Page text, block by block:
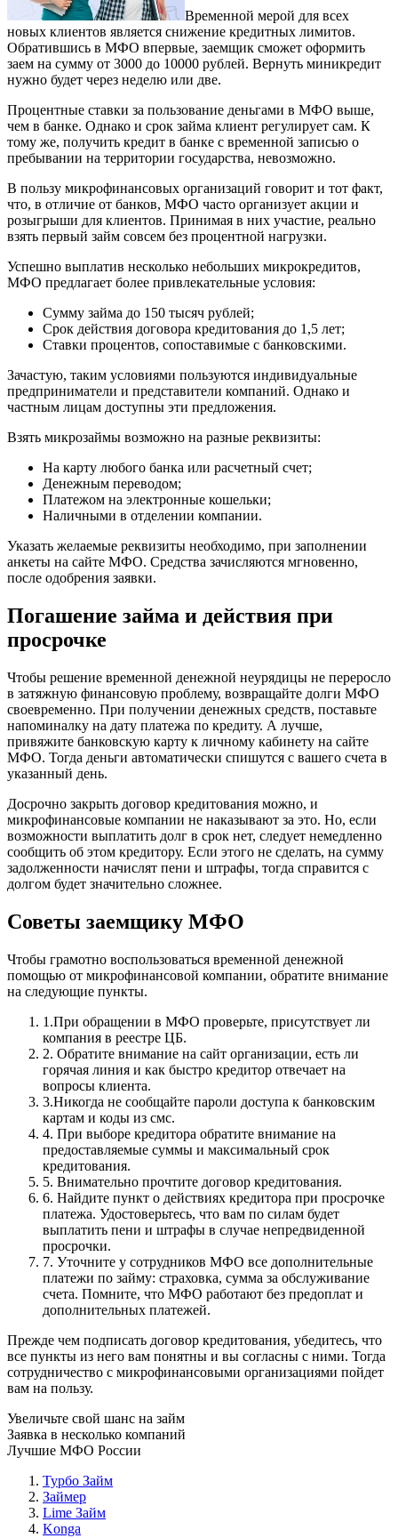
Временной мерой для всех
новых клиентов является снижение кредитных лимитов.
Обратившись в МФО впервые, заемщик сможет оформить
заем на сумму от 3000 до 10000 рублей. Вернуть миникредит
нужно будет через неделю или две.
Процентные ставки за пользование деньгами в МФО выше,
чем в банке. Однако и срок займа клиент регулирует сам. К
тому же, получить кредит в банке с временной записью о
пребывании на территории государства, невозможно.
В пользу микрофинансовых организаций говорит и тот факт,
что, в отличие от банков, МФО часто организует акции и
розыгрыши для клиентов. Принимая в них участие, реально
взять первый займ совсем без процентной нагрузки.
Успешно выплатив несколько небольших микрокредитов,
МФО предлагает более привлекательные условия:
Сумму займа до 150 тысяч рублей;
Срок действия договора кредитования до 1,5 лет;
Ставки процентов, сопоставимые с банковскими.
Зачастую, таким условиями пользуются индивидуальные
предприниматели и представители компаний. Однако и
частным лицам доступны эти предложения.
Взять микрозаймы возможно на разные реквизиты:
На карту любого банка или расчетный счет;
Денежным переводом;
Платежом на электронные кошельки;
Наличными в отделении компании.
Указать желаемые реквизиты необходимо, при заполнении
анкеты на сайте МФО. Средства зачисляются мгновенно,
после одобрения заявки.
Погашение займа и действия при
просрочке
Чтобы решение временной денежной неурядицы не переросло
в затяжную финансовую проблему, возвращайте долги МФО
своевременно. При получении денежных средств, поставьте
напоминалку на дату платежа по кредиту. А лучше,
привяжите банковскую карту к личному кабинету на сайте
МФО. Тогда деньги автоматически спишутся с вашего счета в
указанный день.
Досрочно закрыть договор кредитования можно, и
микрофинансовые компании не наказывают за это. Но, если
возможности выплатить долг в срок нет, следует немедленно
сообщить об этом кредитору. Если этого не сделать, на сумму
задолженности начислят пени и штрафы, тогда справится с
долгом будет значительно сложнее.
Советы заемщику МФО
Чтобы грамотно воспользоваться временной денежной
помощью от микрофинансовой компании, обратите внимание
на следующие пункты.
1.При обращении в МФО проверьте, присутствует ли
компания в реестре ЦБ.
2. Обратите внимание на сайт организации, есть ли
горячая линия и как быстро кредитор отвечает на
вопросы клиента.
3.Никогда не сообщайте пароли доступа к банковским
картам и коды из смс.
4. При выборе кредитора обратите внимание на
предоставляемые суммы и максимальный срок
кредитования.
5. Внимательно прочтите договор кредитования.
6. Найдите пункт о действиях кредитора при просрочке
платежа. Удостоверьтесь, что вам по силам будет
выплатить пени и штрафы в случае непредвиденной
просрочки.
7. Уточните у сотрудников МФО все дополнительные
платежи по займу: страховка, сумма за обслуживание
счета. Помните, что МФО работают без предоплат и
дополнительных платежей.
Прежде чем подписать договор кредитования, убедитесь, что
все пункты из него вам понятны и вы согласны с ними. Тогда
сотрудничество с микрофинансовыми организациями пойдет
вам на пользу.
Увеличьте свой шанс на займ
Заявка в несколько компаний
Лучшие МФО России
Турбо Займ
Займер
Lime Займ
Konga